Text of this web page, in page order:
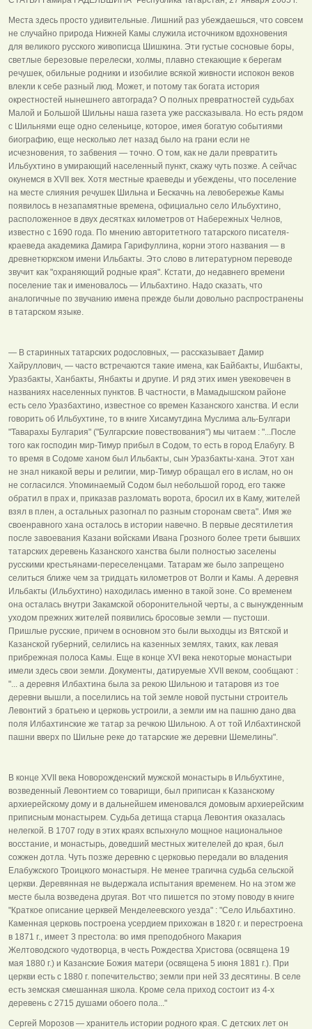
Места здесь просто удивительные. Лишний раз убеждаешься, что совсем
не случайно природа Нижней Камы служила источником вдохновения
для великого русского живописца Шишкина. Эти густые сосновые боры,
светлые березовые перелески, холмы, плавно стекающие к берегам
речушек, обильные родники и изобилие всякой живности испокон веков
влекли к себе разный люд. Может, и потому так богата история
окрестностей нынешнего автограда? О полных превратностей судьбах
Малой и Большой Шильны наша газета уже рассказывала. Но есть рядом
с Шильнями еще одно селеньице, которое, имея богатую событиями
биографию, еще несколько лет назад было на грани если не
исчезновения, то забвения — точно. О том, как не дали превратить
Ильбухтино в умирающий населенный пункт, скажу чуть позже. А сейчас
окунемся в XVII век. Хотя местные краеведы и убеждены, что поселение
на месте слияния речушек Шильна и Бескачнь на левобережье Камы
появилось в незапамятные времена, официально село Ильбухтино,
расположенное в двух десятках километров от Набережных Челнов,
известно с 1690 года. По мнению авторитетного татарского писателя-
краеведа академика Дамира Гарифуллина, корни этого названия — в
древнетюркском имени Ильбакты. Это слово в литературном переводе
звучит как "охраняющий родные края". Кстати, до недавнего времени
поселение так и именовалось — Ильбахтино. Надо сказать, что
аналогичные по звучанию имена прежде были довольно распространены
в татарском языке.
— В старинных татарских родословных, — рассказывает Дамир
Хайруллович, — часто встречаются такие имена, как Байбакты, Ишбакты,
Уразбакты, Ханбакты, Янбакты и другие. И ряд этих имен увековечен в
названиях населенных пунктов. В частности, в Мамадышском районе
есть село Уразбахтино, известное со времен Казанского ханства. И если
говорить об Ильбухтине, то в книге Хисамутдина Муслима аль-Булгари
"Таварахы Булгария" ("Булгарские повествования") мы читаем : "...После
того как господин мир-Тимур прибыл в Содом, то есть в город Елабугу. В
то время в Содоме ханом был Ильбакты, сын Уразбакты-хана. Этот хан
не знал никакой веры и религии, мир-Тимур обращал его в ислам, но он
не согласился. Упоминаемый Содом был небольшой город, его также
обратил в прах и, приказав разломать ворота, бросил их в Каму, жителей
взял в плен, а остальных разогнал по разным сторонам света". Имя же
своенравного хана осталось в истории навечно. В первые десятилетия
после завоевания Казани войсками Ивана Грозного более трети бывших
татарских деревень Казанского ханства были полностью заселены
русскими крестьянами-переселенцами. Татарам же было запрещено
селиться ближе чем за тридцать километров от Волги и Камы. А деревня
Ильбакты (Ильбухтино) находилась именно в такой зоне. Со временем
она осталась внутри Закамской оборонительной черты, а с вынужденным
уходом прежних жителей появились бросовые земли — пустоши.
Пришлые русские, причем в основном это были выходцы из Вятской и
Казанской губерний, селились на казенных землях, таких, как левая
прибрежная полоса Камы. Еще в конце XVI века некоторые монастыри
имели здесь свои земли. Документы, датируемые XVII веком, сообщают :
"... а деревня Илбахтина была за рекою Шильною и татаровя из тое
деревни вышли, а поселились на той земле новой пустыни строитель
Левонтий з братьею и церковь устроили, а земли им на пашню дано два
поля Илбахтинские же татар за речкою Шильною. А от той Илбахтинской
пашни вверх по Шильне реке до татарские же деревни Шемелины".
В конце XVII века Новорожденский мужской монастырь в Ильбухтине,
возведенный Левонтием со товарищи, был приписан к Казанскому
архиерейскому дому и в дальнейшем именовался домовым архиерейским
приписным монастырем. Судьба детища старца Левонтия оказалась
нелегкой. В 1707 году в этих краях вспыхнуло мощное национальное
восстание, и монастырь, доведший местных жителелей до края, был
сожжен дотла. Чуть позже деревню с церковью передали во владения
Елабужского Троицкого монастыря. Не менее трагична судьба сельской
церкви. Деревянная не выдержала испытания временем. Но на этом же
месте была возведена другая. Вот что пишется по этому поводу в книге
"Краткое описание церквей Менделеевского уезда" : "Село Ильбахтино.
Каменная церковь построена усердием прихожан в 1820 г. и перестроена
в 1871 г., имеет 3 престола: во имя преподобного Макария
Желтоводского чудотворца, в честь Рождества Христова (освящена 19
мая 1880 г.) и Казанские Божия матери (освящена 5 июня 1881 г.). При
церкви есть с 1880 г. попечительство; земли при ней 33 десятины. В селе
есть земская смешанная школа. Кроме села приход состоит из 4-х
деревень с 2715 душами обоего пола..."
Сергей Морозов — хранитель истории родного края. С детских лет он